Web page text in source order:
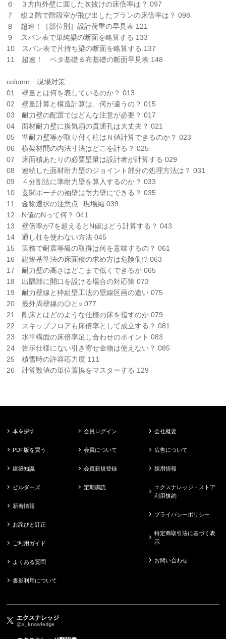
６ ３方向外壁に面した吹抜けの床倍率は？ 097
７ 総２階で階段室が飛び出したプランの床倍率は？ 098
８ 超速！［部位別］設計荷重の早見表 121
９ スパン表で単純梁の断面を略算する 133
10 スパン表で片持ち梁の断面を略算する 137
11 超速！ ベタ基礎＆布基礎の断面早見表 148
column 現場対策
01 壁量とは何を表しているのか？ 013
02 壁量計算と構造計算は、何が違うの？ 015
03 耐力壁の配置ではどんな注意が必要？ 017
04 面材耐力壁に換気扇の貫通孔は大丈夫？ 021
05 準耐力壁等が取り付く柱はＮ値計算できるのか？ 023
06 横架材間の内法寸法はどこを計る？ 025
07 床面積あたりの必要壁量は設計者が計算する 029
08 連続した面材耐力壁のジョイント部分の処理方法は？ 031
09 ４分割法に準耐力壁を算入するのか？ 033
10 玄関ポーチの袖壁は耐力壁にできる？ 035
11 金物選択の注意点─現場編 039
12 N値のNって何？ 041
13 壁倍率が7を超えるとN値はどう計算する？ 043
14 通し柱を使わない方法 045
15 実務で耐震等級の取得は何を意味するの？ 061
16 建築基準法の床面積の求め方は危険側!? 063
17 耐力壁の高さはどこまで低くできるか 065
18 出隅部に開口を設ける場合の対応策 073
19 耐力壁線と枠組壁工法の壁線区画の違い 075
20 最外周壁線の◎と○ 077
21 剛床とはどのような仕様の床を指すのか 079
22 スキップフロアも床倍率として成立する？ 081
23 水平構面の床倍率足し合わせのポイント 083
24 告示仕様にない引き寄せ金物は使えない？ 085
25 積雪時の許容応力度 111
26 計算数値の単位置換をマスターする 129
本を探す
PDF版を買う
建築知識
ビルダーズ
新着情報
お詫びと訂正
ご利用ガイド
よくある質問
書影利用について
会員ログイン
会員について
会員新規登録
定期購読
会社概要
広告について
採用情報
エクスナレッジ・ストア
利用規約
プライバシーポリシー
特定商取引法に基づく表
示
お問い合わせ
エクスナレッジ
@x_knowledge